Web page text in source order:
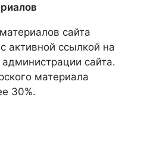
сайта
активной ссылкой на
сайта.
материала
30%.